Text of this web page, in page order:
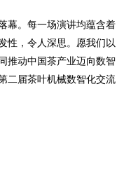
幕。每一场演讲均蕴含着
性，令人深思。愿我们以
推动中国茶产业迈向数智
二届茶叶机械数智化交流